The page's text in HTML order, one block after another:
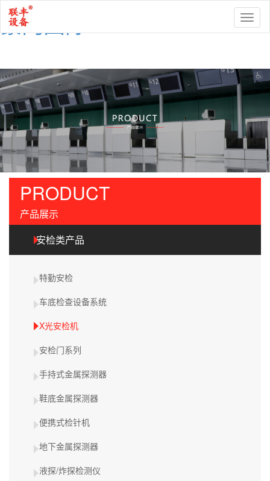
豪门国际
PRODUCT
产品展示
安检类产品
特勤安检
车底检查设备系统
X光安检机
安检门系列
手持式金属探测器
鞋底金属探测器
便携式检针机
地下金属探测器
液探/炸探检测仪